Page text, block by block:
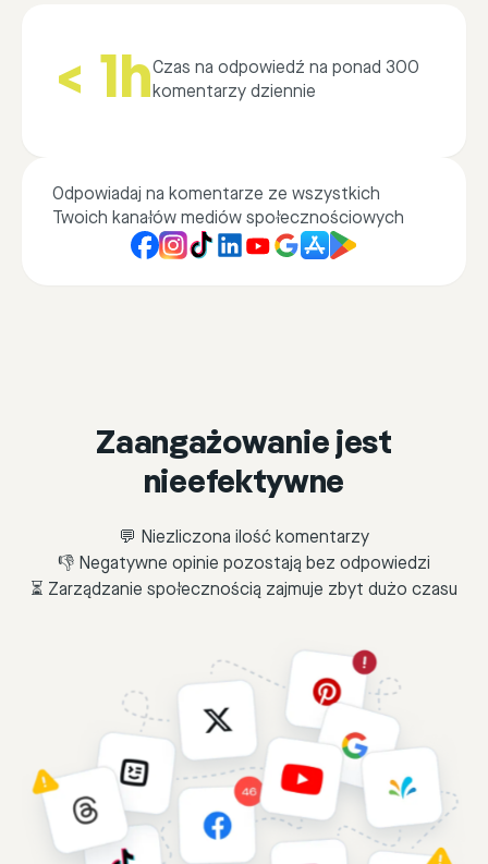
< 1hCzas na odpowiedź na ponad 300
komentarzy dziennie
Odpowiadaj na komentarze ze wszystkich
Twoich kanałów mediów społecznościowych
Zaangażowanie jest
nieefektywne
💬 Niezliczona ilość komentarzy
👎 Negatywne opinie pozostają bez odpowiedzi
⏳ Zarządzanie społecznością zajmuje zbyt dużo czasu